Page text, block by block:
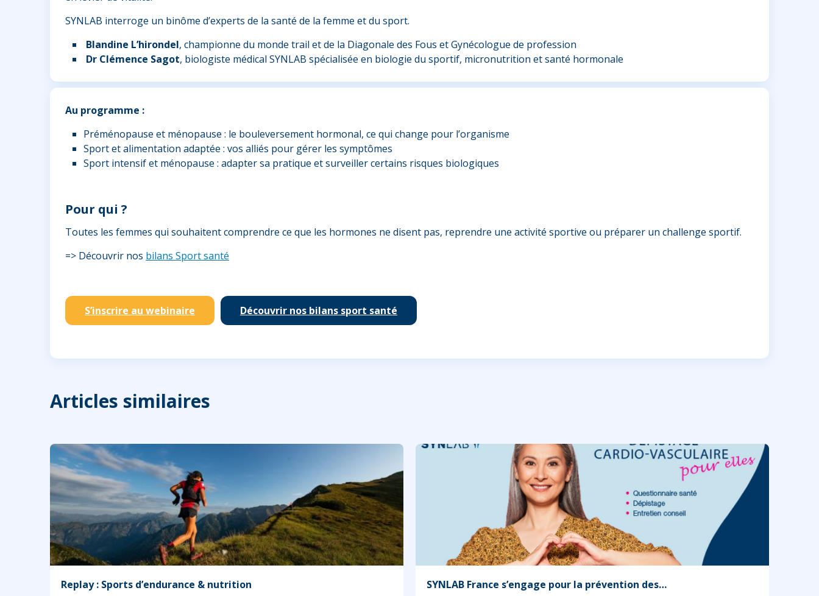
SYNLAB interroge un binôme d’experts de la santé de la femme et du sport.
Blandine L’hirondel, championne du monde trail et de la Diagonale des Fous et Gynécologue de profession
Dr Clémence Sagot, biologiste médical SYNLAB spécialisée en biologie du sportif, micronutrition et santé hormonale
Au programme :
Préménopause et ménopause : le bouleversement hormonal, ce qui change pour l’organisme
Sport et alimentation adaptée : vos alliés pour gérer les symptômes
Sport intensif et ménopause : adapter sa pratique et surveiller certains risques biologiques
Pour qui ?
Toutes les femmes qui souhaitent comprendre ce que les hormones ne disent pas, reprendre une activité sportive ou préparer un challenge sportif.
=> Découvrir nos bilans Sport santé
S’inscrire au webinaire Découvrir nos bilans sport santé
Articles similaires
Replay : Sports d’endurance & nutrition SYNLAB France s’engage pour la prévention des…